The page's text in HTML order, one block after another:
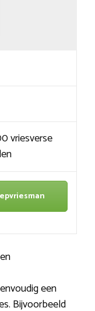
vriesverse
een
Bijvoorbeeld